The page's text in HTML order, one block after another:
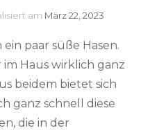
am März 22, 2023
paar süße Hasen.
Haus wirklich ganz
beidem bietet sich
ganz schnell diese
die in der